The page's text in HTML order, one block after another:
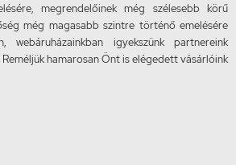
megrendelőinek még szélesebb körű
még magasabb szintre történő emelésére
webáruházainkban igyekszünk partnereink
hamarosan Önt is elégedett vásárlóink